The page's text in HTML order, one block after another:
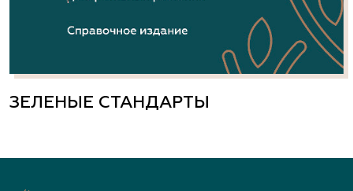
ЗЕЛЕНЫЕ СТАНДАРТЫ